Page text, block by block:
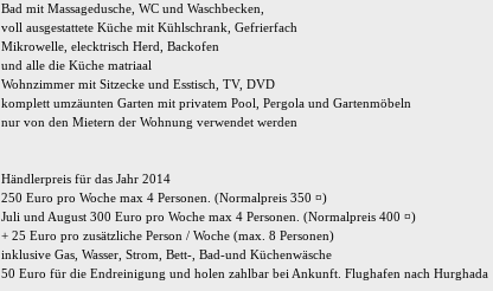
Bad mit Massagedusche, WC und Waschbecken,
voll ausgestattete Küche mit Kühlschrank, Gefrierfach
Mikrowelle, elecktrisch Herd, Backofen
und alle die Küche matriaal
Wohnzimmer mit Sitzecke und Esstisch, TV, DVD
komplett umzäunten Garten mit privatem Pool, Pergola und Gartenmöbeln
nur von den Mietern der Wohnung verwendet werden
Händlerpreis für das Jahr 2014
250 Euro pro Woche max 4 Personen. (Normalpreis 350 ¤)
Juli und August 300 Euro pro Woche max 4 Personen. (Normalpreis 400 ¤)
+ 25 Euro pro zusätzliche Person / Woche (max. 8 Personen)
inklusive Gas, Wasser, Strom, Bett-, Bad-und Küchenwäsche
50 Euro für die Endreinigung und holen zahlbar bei Ankunft. Flughafen nach Hurghada